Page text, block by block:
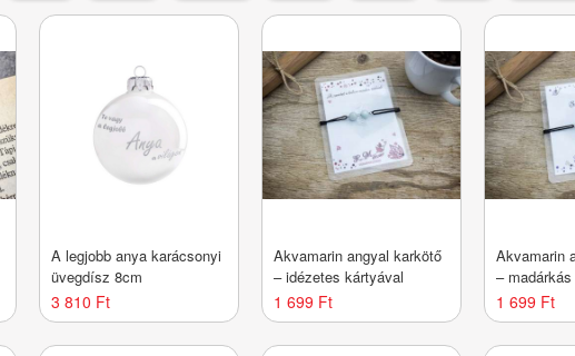
A legjobb anya karácsonyi
üvegdísz 8cm
3 810 Ft
Akvamarin angyal karkötő
– idézetes kártyával
1 699 Ft
Akvamarin
–
kártyával
1 699 Ft